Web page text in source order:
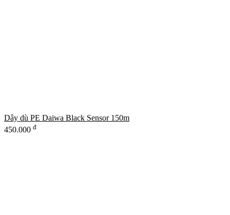
Dây dù PE Daiwa Black Sensor 150m
450.000 đ